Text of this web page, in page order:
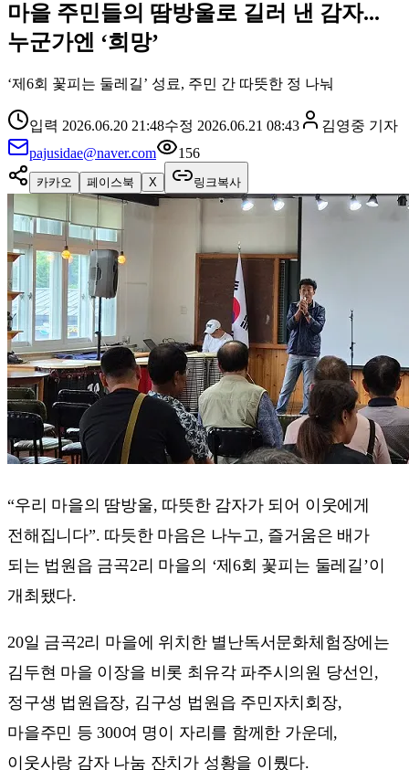
마을 주민들의 땀방울로 길러 낸 감자...
누군가엔 ‘희망’
‘제6회 꽃피는 둘레길’ 성료, 주민 간 따뜻한 정 나눠
입력 2026.06.20 21:48수정 2026.06.21 08:43 김영중 기자
pajusidae@naver.com
156
카카오 페이스북 X 링크복사
“우리 마을의 땀방울, 따뜻한 감자가 되어 이웃에게
전해집니다”. 따듯한 마음은 나누고, 즐거움은 배가
되는 법원읍 금곡2리 마을의 ‘제6회 꽃피는 둘레길’이
개최됐다.
20일 금곡2리 마을에 위치한 별난독서문화체험장에는
김두현 마을 이장을 비롯 최유각 파주시의원 당선인,
정구생 법원읍장, 김구성 법원읍 주민자치회장,
마을주민 등 300여 명이 자리를 함께한 가운데,
이웃사랑 감자 나눔 잔치가 성황을 이뤘다.